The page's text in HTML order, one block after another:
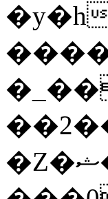
�Z�ޝ��V�}Y�I�ծ�O�����S��]z��w��7�޷�����h���u��7w.ϻ���8X��ͮ�����W�dm�Jߜ��q/>?